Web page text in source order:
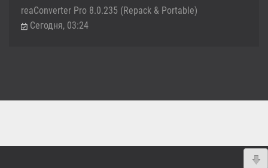
reaConverter Pro 8.0.235 (Repack & Portable)
Сегодня, 03:24